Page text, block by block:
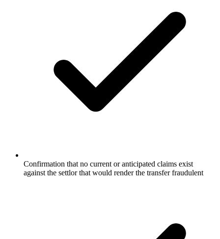
Confirmation that no current or anticipated claims exist
against the settlor that would render the transfer fraudulent